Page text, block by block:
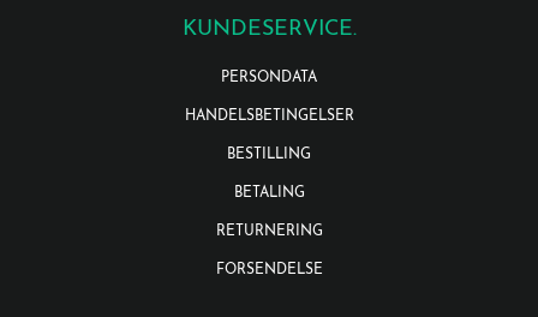
KUNDESERVICE.
PERSONDATA
HANDELSBETINGELSER
BESTILLING
BETALING
RETURNERING
FORSENDELSE